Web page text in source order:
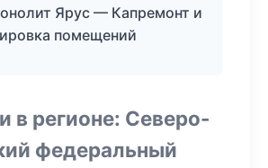
Ярус — Капремонт и
помещений
в регионе: Северо-
федеральный